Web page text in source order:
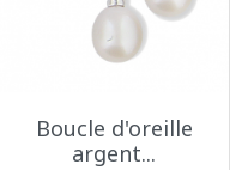
Boucle d'oreille
argent...